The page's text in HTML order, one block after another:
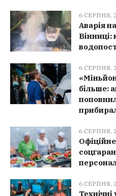
6 СЕРПНЯ,
Аварія
Вінниці:
6 СЕРПНЯ,
більше:
6 СЕРПНЯ,
6 СЕРПНЯ,